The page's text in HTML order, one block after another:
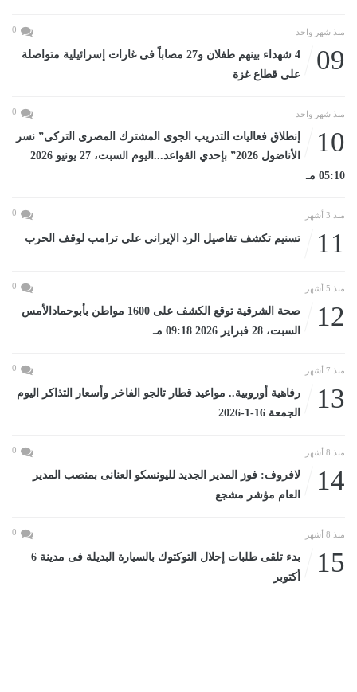
منذ شهر واحد 0
09
4 شهداء بينهم طفلان و27 مصاباً فى غارات إسرائيلية متواصلة
على قطاع غزة
منذ شهر واحد 0
10
إنطلاق فعاليات التدريب الجوى المشترك المصرى التركى” نسر
الأناضول 2026” بإحدي القواعد...اليوم السبت، 27 يونيو 2026
05:10 مـ
منذ 3 أشهر 0
11 تسنيم تكشف تفاصيل الرد الإيرانى على ترامب لوقف الحرب
منذ 5 أشهر 0
12
صحة الشرقية توقع الكشف على 1600 مواطن بأبوحمادالأمس
السبت، 28 فبراير 2026 09:18 مـ
منذ 7 أشهر 0
13
رفاهية أوروبية.. مواعيد قطار تالجو الفاخر وأسعار التذاكر اليوم
الجمعة 16-1-2026
منذ 8 أشهر 0
14
لافروف: فوز المدير الجديد لليونسكو العنانى بمنصب المدير
العام مؤشر مشجع
منذ 8 أشهر 0
15
بدء تلقى طلبات إحلال التوكتوك بالسيارة البديلة فى مدينة 6
أكتوبر